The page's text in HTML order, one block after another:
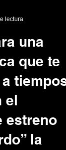
lectura
una
que te
tiempos
el
estreno
la